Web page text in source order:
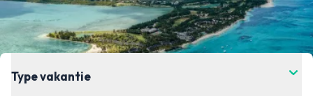
Type vakantie